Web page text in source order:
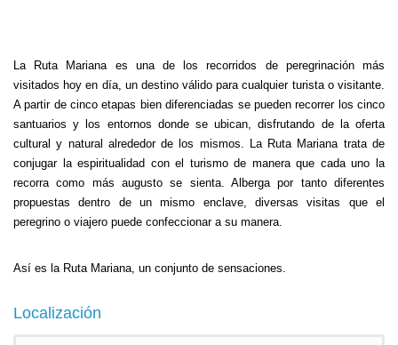
La Ruta Mariana es una de los recorridos de peregrinación más
visitados hoy en día, un destino válido para cualquier turista o visitante.
A partir de cinco etapas bien diferenciadas se pueden recorrer los cinco
santuarios y los entornos donde se ubican, disfrutando de la oferta
cultural y natural alrededor de los mismos. La Ruta Mariana trata de
conjugar la espiritualidad con el turismo de manera que cada uno la
recorra como más augusto se sienta. Alberga por tanto diferentes
propuestas dentro de un mismo enclave, diversas visitas que el
peregrino o viajero puede confeccionar a su manera.
Así es la Ruta Mariana, un conjunto de sensaciones.
Localización